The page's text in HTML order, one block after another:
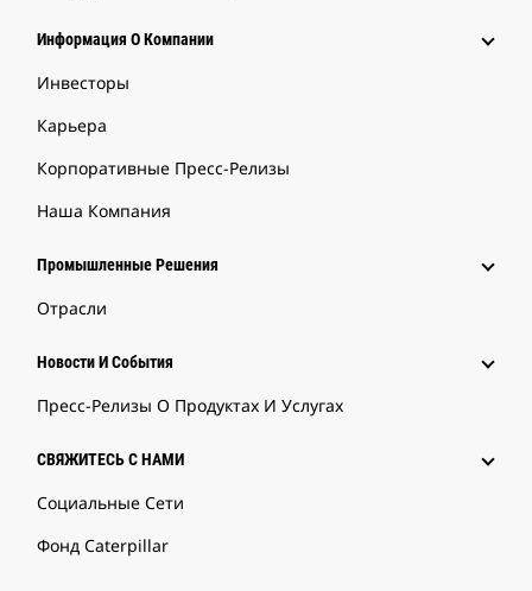
Информация О Компании
Инвесторы
Карьера
Корпоративные Пресс-Релизы
Наша Компания
Промышленные Решения
Отрасли
Новости И События
Пресс-Релизы О Продуктах И Услугах
СВЯЖИТЕСЬ С НАМИ
Социальные Сети
Фонд Caterpillar